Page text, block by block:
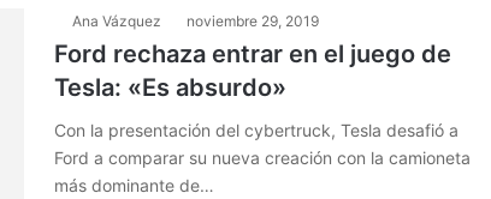
Ana Vázquez noviembre 29, 2019
Ford rechaza entrar en el juego de
Tesla: «Es absurdo»
Con la presentación del cybertruck, Tesla desafió a
Ford a comparar su nueva creación con la camioneta
más dominante de…